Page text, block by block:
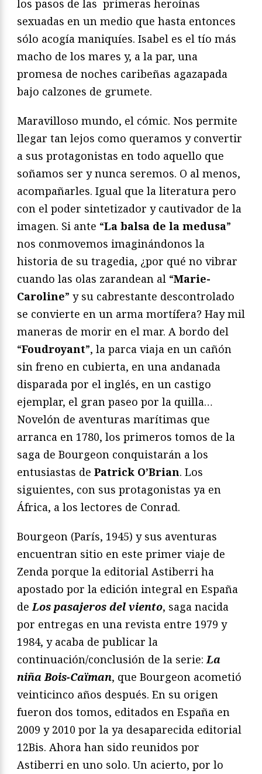
los pasos de las primeras heroínas
sexuadas en un medio que hasta entonces
sólo acogía maniquíes. Isabel es el tío más
macho de los mares y, a la par, una
promesa de noches caribeñas agazapada
bajo calzones de grumete.
Maravilloso mundo, el cómic. Nos permite
llegar tan lejos como queramos y convertir
a sus protagonistas en todo aquello que
soñamos ser y nunca seremos. O al menos,
acompañarles. Igual que la literatura pero
con el poder sintetizador y cautivador de la
imagen. Si ante “La balsa de la medusa”
nos conmovemos imaginándonos la
historia de su tragedia, ¿por qué no vibrar
cuando las olas zarandean al “Marie-
Caroline” y su cabrestante descontrolado
se convierte en un arma mortífera? Hay mil
maneras de morir en el mar. A bordo del
“Foudroyant”, la parca viaja en un cañón
sin freno en cubierta, en una andanada
disparada por el inglés, en un castigo
ejemplar, el gran paseo por la quilla…
Novelón de aventuras marítimas que
arranca en 1780, los primeros tomos de la
saga de Bourgeon conquistarán a los
entusiastas de Patrick O’Brian. Los
siguientes, con sus protagonistas ya en
África, a los lectores de Conrad.
Bourgeon (París, 1945) y sus aventuras
encuentran sitio en este primer viaje de
Zenda porque la editorial Astiberri ha
apostado por la edición integral en España
deLos pasajeros del viento, saga nacida
por entregas en una revista entre 1979 y
1984, y acaba de publicar la
continuación/conclusión de la serie:La
niña Bois-Caïman, que Bourgeon acometió
veinticinco años después. En su origen
fueron dos tomos, editados en España en
2009 y 2010 por la ya desaparecida editorial
12Bis. Ahora han sido reunidos por
Astiberri en uno solo. Un acierto, por lo